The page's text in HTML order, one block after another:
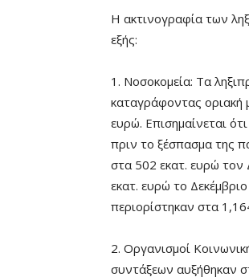
Η ακτινογραφία των
εξής:
1. Νοσοκομεία: Τα
καταγράφοντας οριακή
ευρώ. Επισημαίνεται
πριν το ξέσπασμα της
στα 502 εκατ. ευρώ τον
εκατ. ευρώ το
περιορίστηκαν στα
2. Οργανισμοί
συντάξεων αυξήθηκαν